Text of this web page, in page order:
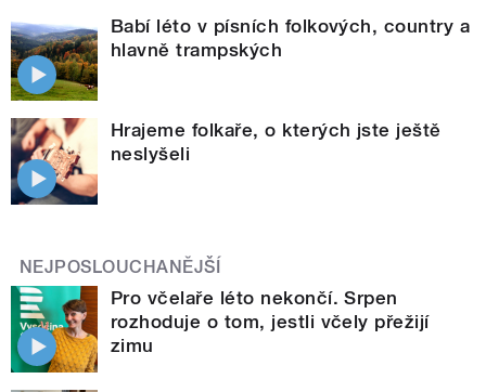
Babí léto v písních folkových, country a
hlavně trampských
Hrajeme folkaře, o kterých jste ještě
neslyšeli
NEJPOSLOUCHANĚJŠÍ
Pro včelaře léto nekončí. Srpen
rozhoduje o tom, jestli včely přežijí
zimu